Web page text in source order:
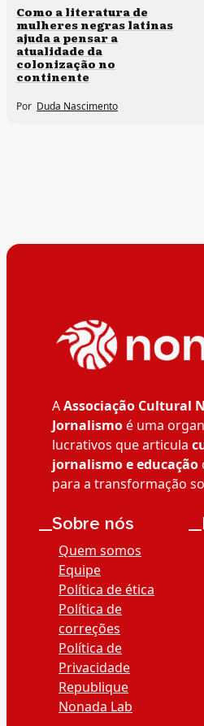
Direitos humanos
Como a literatura de
mulheres negras latinas
ajuda a pensar a
atualidade da
colonização no
continente
Por Duda Nascimento
AAssociação Cultural
Jornalismoé uma
lucrativos que articula
jornalismo e educação
para a transformação
__Sobre nós
Quem somos
Equipe
Política de ética
Política de
correções
Política de
Privacidade
Republique
Nonada Lab